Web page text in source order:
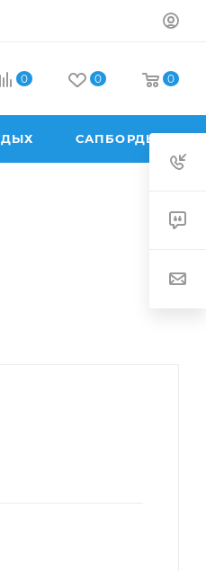
0 0 0
САПБОРДЫ